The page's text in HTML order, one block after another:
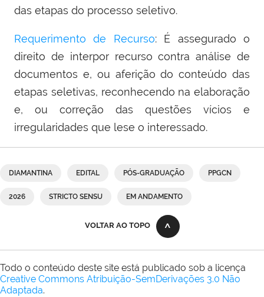
das etapas do processo seletivo.
Requerimento de Recurso: É assegurado o
direito de interpor recurso contra análise de
documentos e, ou aferição do conteúdo das
etapas seletivas, reconhecendo na elaboração
e, ou correção das questões vícios e
irregularidades que lese o interessado.
DIAMANTINA EDITAL PÓS-GRADUAÇÃO PPGCN
2026 STRICTO SENSU EM ANDAMENTO
VOLTAR AO TOPO
Todo o conteúdo deste site está publicado sob a licença
Creative Commons Atribuição-SemDerivações 3.0 Não
Adaptada.